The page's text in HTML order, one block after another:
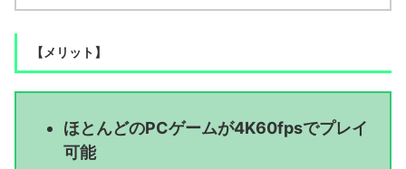
【メリット】
ほとんどのPCゲームが4K60fpsでプレイ
可能